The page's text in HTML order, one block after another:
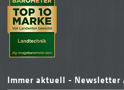
Immer aktuell - Newsletter